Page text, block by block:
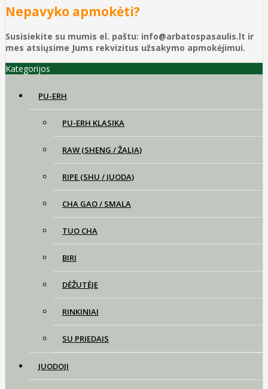
Nepavyko apmokėti?
Susisiekite su mumis el. paštu: info@arbatospasaulis.lt ir
mes atsiųsime Jums rekvizitus užsakymo apmokėjimui.
Kategorijos
PU-ERH
PU-ERH KLASIKA
RAW (SHENG / ŽALIA)
RIPE (SHU / JUODA)
CHA GAO / SMALA
TUO CHA
BIRI
DĖŽUTĖJE
RINKINIAI
SU PRIEDAIS
JUODOJI